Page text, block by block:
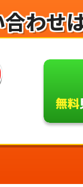
わせ